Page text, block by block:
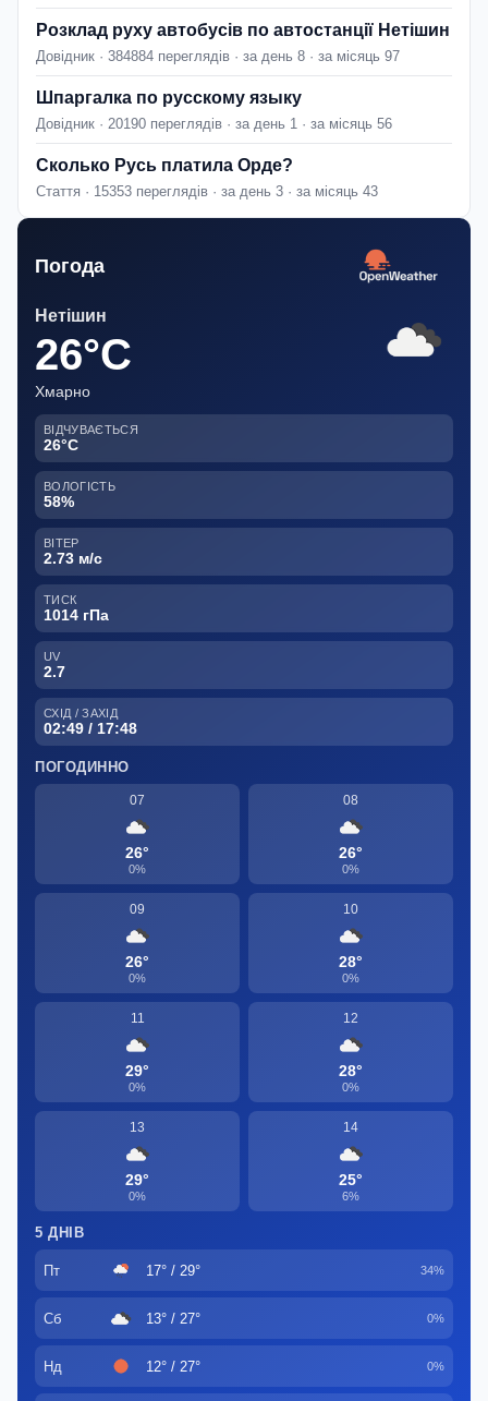
Розклад руху автобусів по автостанції Нетішин
Довідник · 384884 переглядів · за день 8 · за місяць 97
Шпаргалка по русскому языку
Довідник · 20190 переглядів · за день 1 · за місяць 56
Сколько Русь платила Орде?
Стаття · 15353 переглядів · за день 3 · за місяць 43
Погода
Нетішин
26°C
Хмарно
ВІДЧУВАЄТЬСЯ
26°C
ВОЛОГІСТЬ
58%
ВІТЕР
2.73 м/с
ТИСК
1014 гПа
UV
2.7
СХІД / ЗАХІД
02:49 / 17:48
ПОГОДИННО
07
26°
0%
08
26°
0%
09
26°
0%
10
28°
0%
11
29°
0%
12
28°
0%
13
29°
0%
14
25°
6%
5 ДНІВ
Пт 17° / 29° 34%
Сб 13° / 27° 0%
Нд 12° / 27° 0%